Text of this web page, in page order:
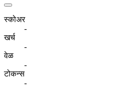
स्कोअर
-
खर्च
-
वेळ
-
टोकन्स
-